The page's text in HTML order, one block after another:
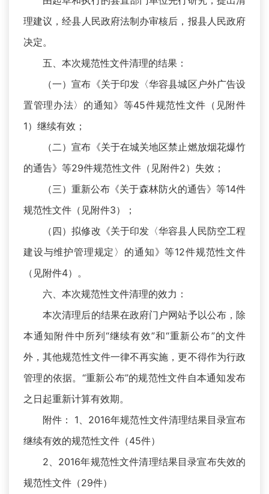
理建议，经县人民政府法制办审核后，报县人民政府
决定。
五、本次规范性文件清理的结果：
（一）宣布《关于印发〈华容县城区户外广告设
置管理办法〉的通知》等45件规范性文件（见附件
1）继续有效；
（二）宣布《关于在城关地区禁止燃放烟花爆竹
的通告》等29件规范性文件（见附件2）失效；
（三）重新公布《关于森林防火的通告》等14件
规范性文件（见附件3）；
（四）拟修改《关于印发〈华容县人民防空工程
建设与维护管理规定〉的通知》等12件规范性文件
（见附件4）。
六、本次规范性文件清理的效力：
本次清理后的结果在政府门户网站予以公布，除
本通知附件中所列“继续有效”和“重新公布”的文件
外，其他规范性文件一律不再实施，更不得作为行政
管理的依据。“重新公布”的规范性文件自本通知发布
之日起重新计算有效期。
附件： 1、2016年规范性文件清理结果目录宣布
继续有效的规范性文件（45件）
2、2016年规范性文件清理结果目录宣布失效的
规范性文件（29件）